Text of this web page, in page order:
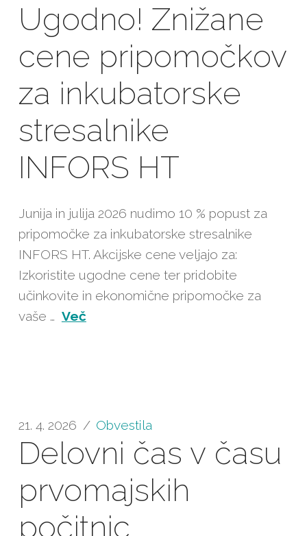
Ugodno! Znižane
cene pripomočkov
za inkubatorske
stresalnike
INFORS HT
Junija in julija 2026 nudimo 10 % popust za
pripomočke za inkubatorske stresalnike
INFORS HT. Akcijske cene veljajo za:
Izkoristite ugodne cene ter pridobite
učinkovite in ekonomične pripomočke za
vaše … Več
21. 4. 2026 Obvestila
Delovni čas v času
prvomajskih
počitnic